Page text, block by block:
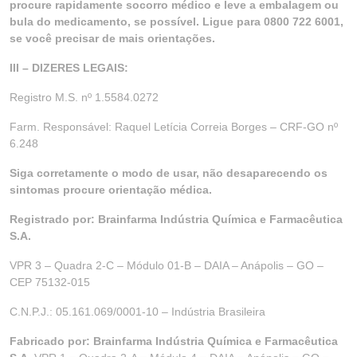
procure rapidamente socorro médico e leve a embalagem ou
bula do medicamento, se possível. Ligue para 0800 722 6001,
se você precisar de mais orientações.
III – DIZERES LEGAIS:
Registro M.S. nº 1.5584.0272
Farm. Responsável: Raquel Letícia Correia Borges – CRF-GO nº
6.248
Siga corretamente o modo de usar, não desaparecendo os
sintomas procure orientação médica.
Registrado por: Brainfarma Indústria Química e Farmacêutica
S.A.
VPR 3 – Quadra 2-C – Módulo 01-B – DAIA – Anápolis – GO –
CEP 75132-015
C.N.P.J.: 05.161.069/0001-10 – Indústria Brasileira
Fabricado por: Brainfarma Indústria Química e Farmacêutica